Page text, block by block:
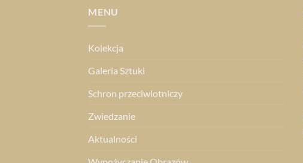
MENU
Kolekcja
Galeria Sztuki
Schron przeciwlotniczy
Zwiedzanie
Aktualności